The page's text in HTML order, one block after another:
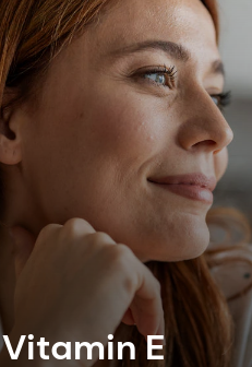
Vitamin E